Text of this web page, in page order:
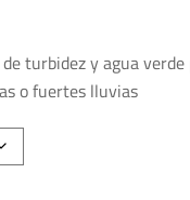
turbidez y agua
o fuertes lluvias